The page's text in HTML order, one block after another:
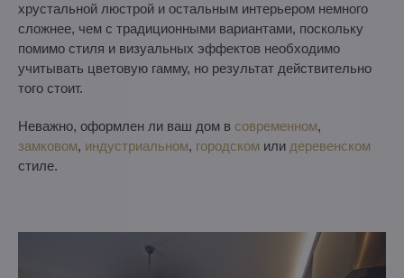
хрустальной люстрой и остальным интерьером немного
сложнее, чем с традиционными вариантами, поскольку
помимо стиля и визуальных эффектов необходимо
учитывать цветовую гамму, но результат действительно
того стоит.
Неважно, оформлен ли ваш дом в современном,
замковом, индустриальном, городском или деревенском
стиле.